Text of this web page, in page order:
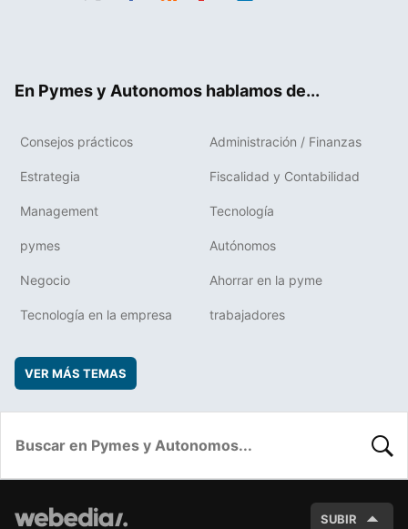
En Pymes y Autonomos hablamos de...
Consejos prácticos Administración / Finanzas
Estrategia Fiscalidad y Contabilidad
Management Tecnología
pymes Autónomos
Negocio Ahorrar en la pyme
Tecnología en la empresa trabajadores
VER MÁS TEMAS
SUBIR